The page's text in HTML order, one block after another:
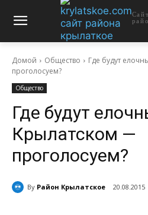
Домой Общество
Где будут
проголосуем?
Общество
Где будут
Крылатском —
проголосуем?
By Район Крылатское 20.08.2015